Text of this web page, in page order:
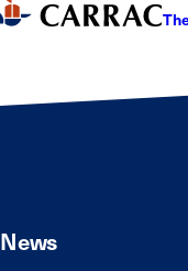
News